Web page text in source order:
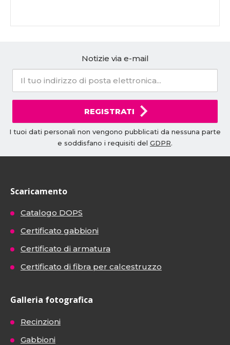
Notizie via e-mail
REGISTRATI
I tuoi dati personali non vengono pubblicati da nessuna parte
e soddisfano i requisiti del GDPR.
Scaricamento
Catalogo DOPS
Certificato gabbioni
Certificato di armatura
Certificato di fibra per calcestruzzo
Galleria fotografica
Recinzioni
Gabbioni